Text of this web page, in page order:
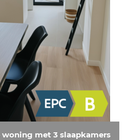
met 3 slaapkamers